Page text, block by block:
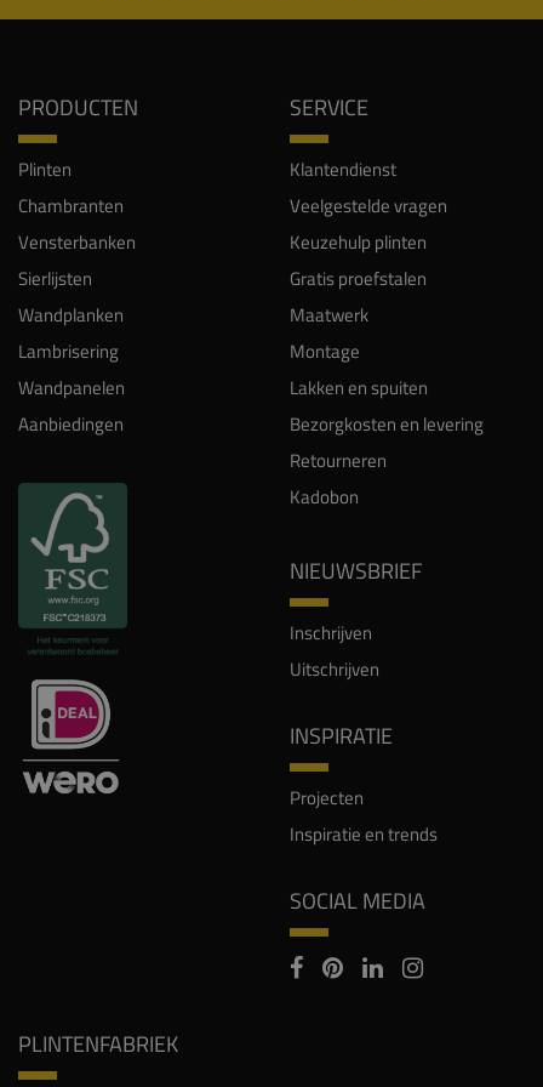
PRODUCTEN
Plinten
Chambranten
Vensterbanken
Sierlijsten
Wandplanken
Lambrisering
Wandpanelen
Aanbiedingen
SERVICE
Klantendienst
Veelgestelde vragen
Keuzehulp plinten
Gratis proefstalen
Maatwerk
Montage
Lakken en spuiten
Bezorgkosten en levering
Retourneren
Kadobon
NIEUWSBRIEF
Inschrijven
Uitschrijven
INSPIRATIE
Projecten
Inspiratie en trends
SOCIAL MEDIA
PLINTENFABRIEK